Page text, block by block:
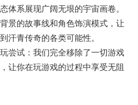
体系展现广阔无垠的宇宙画卷。
景的故事线和角色饰演模式，让
汗青传奇的各类可能性。
尝试：我们完全移除了一切游戏
让你在玩游戏的过程中享受无阻